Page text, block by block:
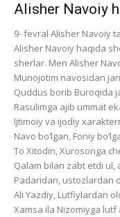
Alisher Navoiy
9- fevral Alisher Navoiy
Alisher Navoiy haqida
sherlar. Men Alisher
Munojotim navosidan
Quddus borib Buroqida
Rasulimga ajib ummat
Ijtimoiy va ijodiy
Navo bo‘lgan, Foniy
To Xitodin, Xurosonga
Qalam bilan zabt etdi ul,
Padaridan, ustozlardan
Ali Yazdiy, Lutfiylardan
Xamsa ila Nizomiyga